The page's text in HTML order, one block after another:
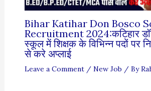
Bihar Katihar Don Bosco
Recruitment 2024:कटिहार
स्कूल में शिक्षक के विभिन्न पदों पर
से करे अप्लाई
Leave a Comment / New Job / By